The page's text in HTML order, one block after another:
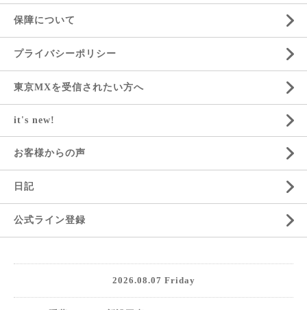
保障について
プライバシーポリシー
東京MXを受信されたい方へ
it's new!
お客様からの声
日記
公式ライン登録
2026.08.07 Friday